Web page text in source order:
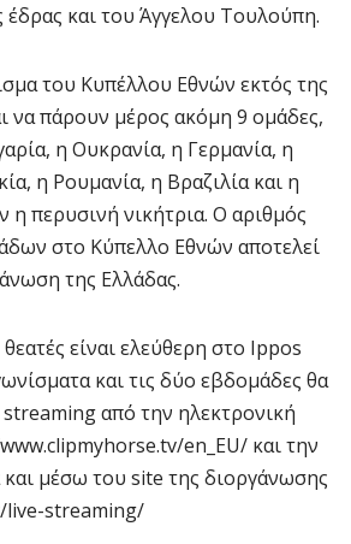
έδρας και του Άγγελου Τουλούπη.
του Κυπέλλου Εθνών εκτός της
να πάρουν μέρος ακόμη 9 ομάδες,
η Ουκρανία, η Γερμανία, η
η Ρουμανία, η Βραζιλία και η
η περυσινή νικήτρια. Ο αριθμός
στο Κύπελλο Εθνών αποτελεί
της Ελλάδας.
είναι ελεύθερη στο Ippos
και τις δύο εβδομάδες θα
από την ηλεκτρονική
en_EU/ και την
μέσω του site της διοργάνωσης
live-streaming/